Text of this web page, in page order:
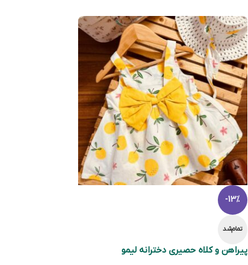
-13%
تمام‌شد
پیراهن و کلاه حصیری دخترانه لیمو